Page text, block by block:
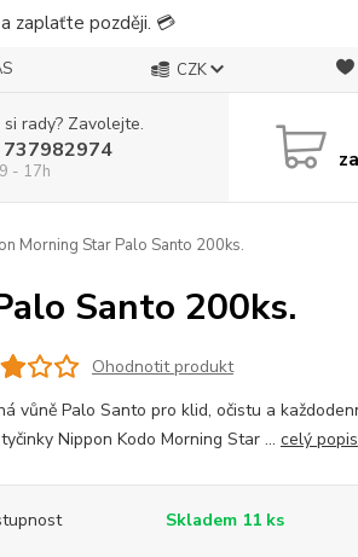
zaplaťte později. 💳
CZK
rady? Zavolejte.
737982974
- 17h za
Morning Star Palo Santo 200ks.
Santo 200ks.
Ohodnotit produkt
vůně Palo Santo pro klid, očistu a
Nippon Kodo Morning Star ... celý popis
Skladem 11 ks